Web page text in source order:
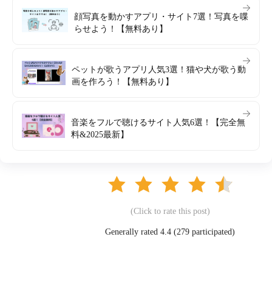
顔写真を動かすアプリ・サイト7選！写真を喋
らせよう！【無料あり】
ペットが歌うアプリ人気3選！猫や犬が歌う動
画を作ろう！【無料あり】
音楽をフルで聴けるサイト人気6選！【完全無
料&2025最新】
(Click to rate this post)
Generally rated 4.4 (279 participated)